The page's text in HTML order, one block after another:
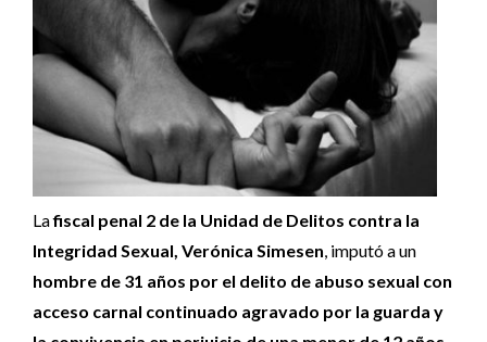
Lafiscal penal 2 de la Unidad de Delitos contra la
Integridad Sexual, Verónica Simesen, imputó a un
hombre de 31 años por el delito de abuso sexual con
acceso carnal continuado agravado por la guarda y